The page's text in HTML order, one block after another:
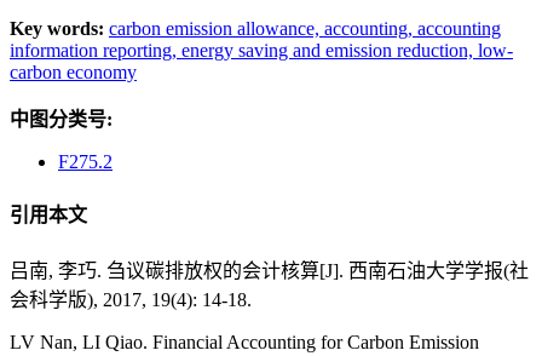
Key words: carbon emission allowance, accounting, accounting
information reporting, energy saving and emission reduction, low-
carbon economy
中图分类号:
F275.2
引用本文
吕南, 李巧. 刍议碳排放权的会计核算[J]. 西南石油大学学报(社
会科学版), 2017, 19(4): 14-18.
LV Nan, LI Qiao. Financial Accounting for Carbon Emission